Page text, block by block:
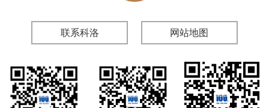
联系科洛 网站地图